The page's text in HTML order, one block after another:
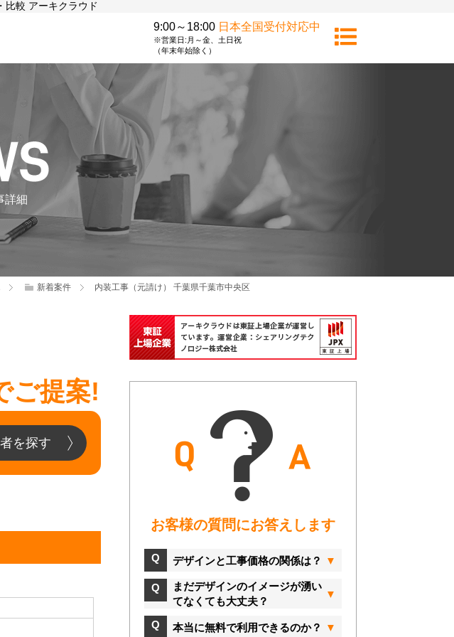
比較 アーキクラウド
9:00～18:00 日本全国受付対応中
※営業日:月～金、土日祝
（年末年始除く）
詳細
新着案件 内装工事（元請け） 千葉県千葉市中央区
ご提案!
を探す
お客様の質問にお答えします
デザインと工事価格の関係は？
まだデザインのイメージが湧い
てなくても大丈夫？
本当に無料で利用できるのか？